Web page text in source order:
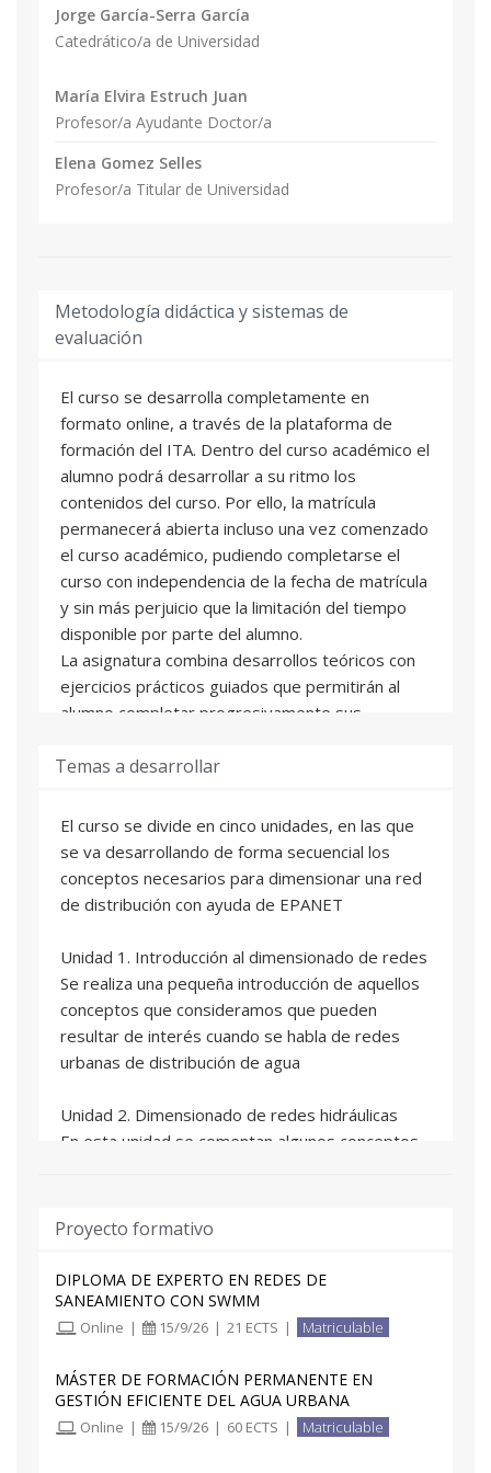
Jorge García-Serra García
Catedrático/a de Universidad
María Elvira Estruch Juan
Profesor/a Ayudante Doctor/a
Elena Gomez Selles
Profesor/a Titular de Universidad
Metodología didáctica y sistemas de
evaluación
El curso se desarrolla completamente en
formato online, a través de la plataforma de
formación del ITA. Dentro del curso académico el
alumno podrá desarrollar a su ritmo los
contenidos del curso. Por ello, la matrícula
permanecerá abierta incluso una vez comenzado
el curso académico, pudiendo completarse el
curso con independencia de la fecha de matrícula
y sin más perjuicio que la limitación del tiempo
disponible por parte del alumno.
La asignatura combina desarrollos teóricos con
ejercicios prácticos guiados que permitirán al
alumno completar progresivamente sus
por unidades didácticas. Al final de cada una de
autoevaluación online que le permitirá valorar su
grado de aprendizaje. De manera adicional a los
contenidos de cada asignatura se incluyen una
serie de ejercicios prácticos para completar la
formación del alumno.
El alumno contará con una tutorización
personalizada durante el curso académico y un
seguimiento según sus preferencias (a través de
correo electrónico, foros o atención telefónica).
Temas a desarrollar
El curso se divide en cinco unidades, en las que
se va desarrollando de forma secuencial los
conceptos necesarios para dimensionar una red
de distribución con ayuda de EPANET
Unidad 1. Introducción al dimensionado de redes
Se realiza una pequeña introducción de aquellos
conceptos que consideramos que pueden
resultar de interés cuando se habla de redes
urbanas de distribución de agua
Unidad 2. Dimensionado de redes hidráulicas
En esta unidad se comentan algunos conceptos
que debe convertirse en un paso previo a
considerar antes de comenzar el dimensionado
de cualquier red. Comentaremos algunos
detalles sobre las tipologías de redes, y algunas
consideraciones sobre el trazado. Y destacamos
alumno comprobará, trata de determinar la
demanda de agua asociada a cada uno de los
usuarios del servicio
Proyecto formativo
DIPLOMA DE EXPERTO EN REDES DE
SANEAMIENTO CON SWMM
Online | 15/9/26 | 21 ECTS | Matriculable
MÁSTER DE FORMACIÓN PERMANENTE EN
GESTIÓN EFICIENTE DEL AGUA URBANA
Online | 15/9/26 | 60 ECTS | Matriculable